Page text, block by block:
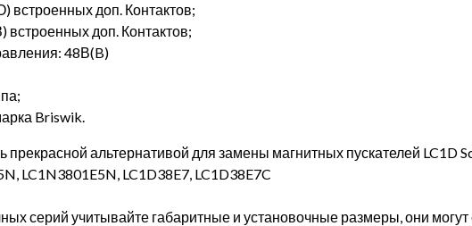
встроенных доп. Контактов;
доп. Контактов;
48В(B)
Briswik.
прекрасной альтернативой для замены магнитных пускателей LC1D
LC1N3801E5N, LC1D38E7, LC1D38E7C
серий учитывайте габаритные и установочные размеры, они